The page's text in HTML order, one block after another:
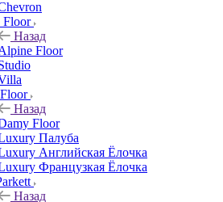
Floor
Назад
Floor
Назад
Floor
Палуба
Английская Ёлочка
Французкая Ёлочка
Назад